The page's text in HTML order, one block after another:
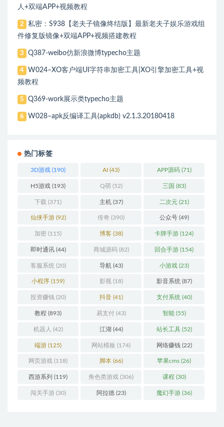
人+双端APP+视频教程
2
私密：S938【老夫子镜像终结版】最新老夫子娱乐游戏组
件修复版镜像+双端APP+视频搭建教程
3 Q387-weibo仿新浪微博typecho主题
4
W024–XO客户端UI字符串加密工具|XO引擎加密工具+视
频教程
5 Q369-work展示类typecho主题
6 W028–apk反编译工具(apkdb) v2.1.3.20180418
热门标签
3D游戏 (190) AI (43) APP源码(71)
H5游戏 (193) Q萌(52) 三国 (83)
下载 (371) 主机(37) 二次元(21)
仙侠手游(92) 传奇 (390) 公众号(49)
加密 (115) 博客(38) 卡牌手游 (124)
即时通讯(44) 商城源码(82) 回合手游 (154)
客服系统 (20) 导航(43) 小游戏(23)
小程序 (159) 影视(18) 影音系统(87)
投资赚钱 (20) 抖音(41) 支付系统 (40)
教程 (893) 易支付(43) 智能(55)
机器人 (42) 江湖 (44) 站长工具(52)
端游 (125) 网站模板 (174) 网络赚钱(22)
网页游戏 (118) 脚本(66) 苹果cms (26)
西游系列 (119) 角色类游戏 (306) 课程 (30)
闯关手游(30) 阿拉德(23) 魔幻手游(36)